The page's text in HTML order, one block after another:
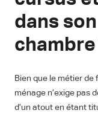
dans
chambre
Bien que le métier
ménage n’exige pas
d’un atout en étant